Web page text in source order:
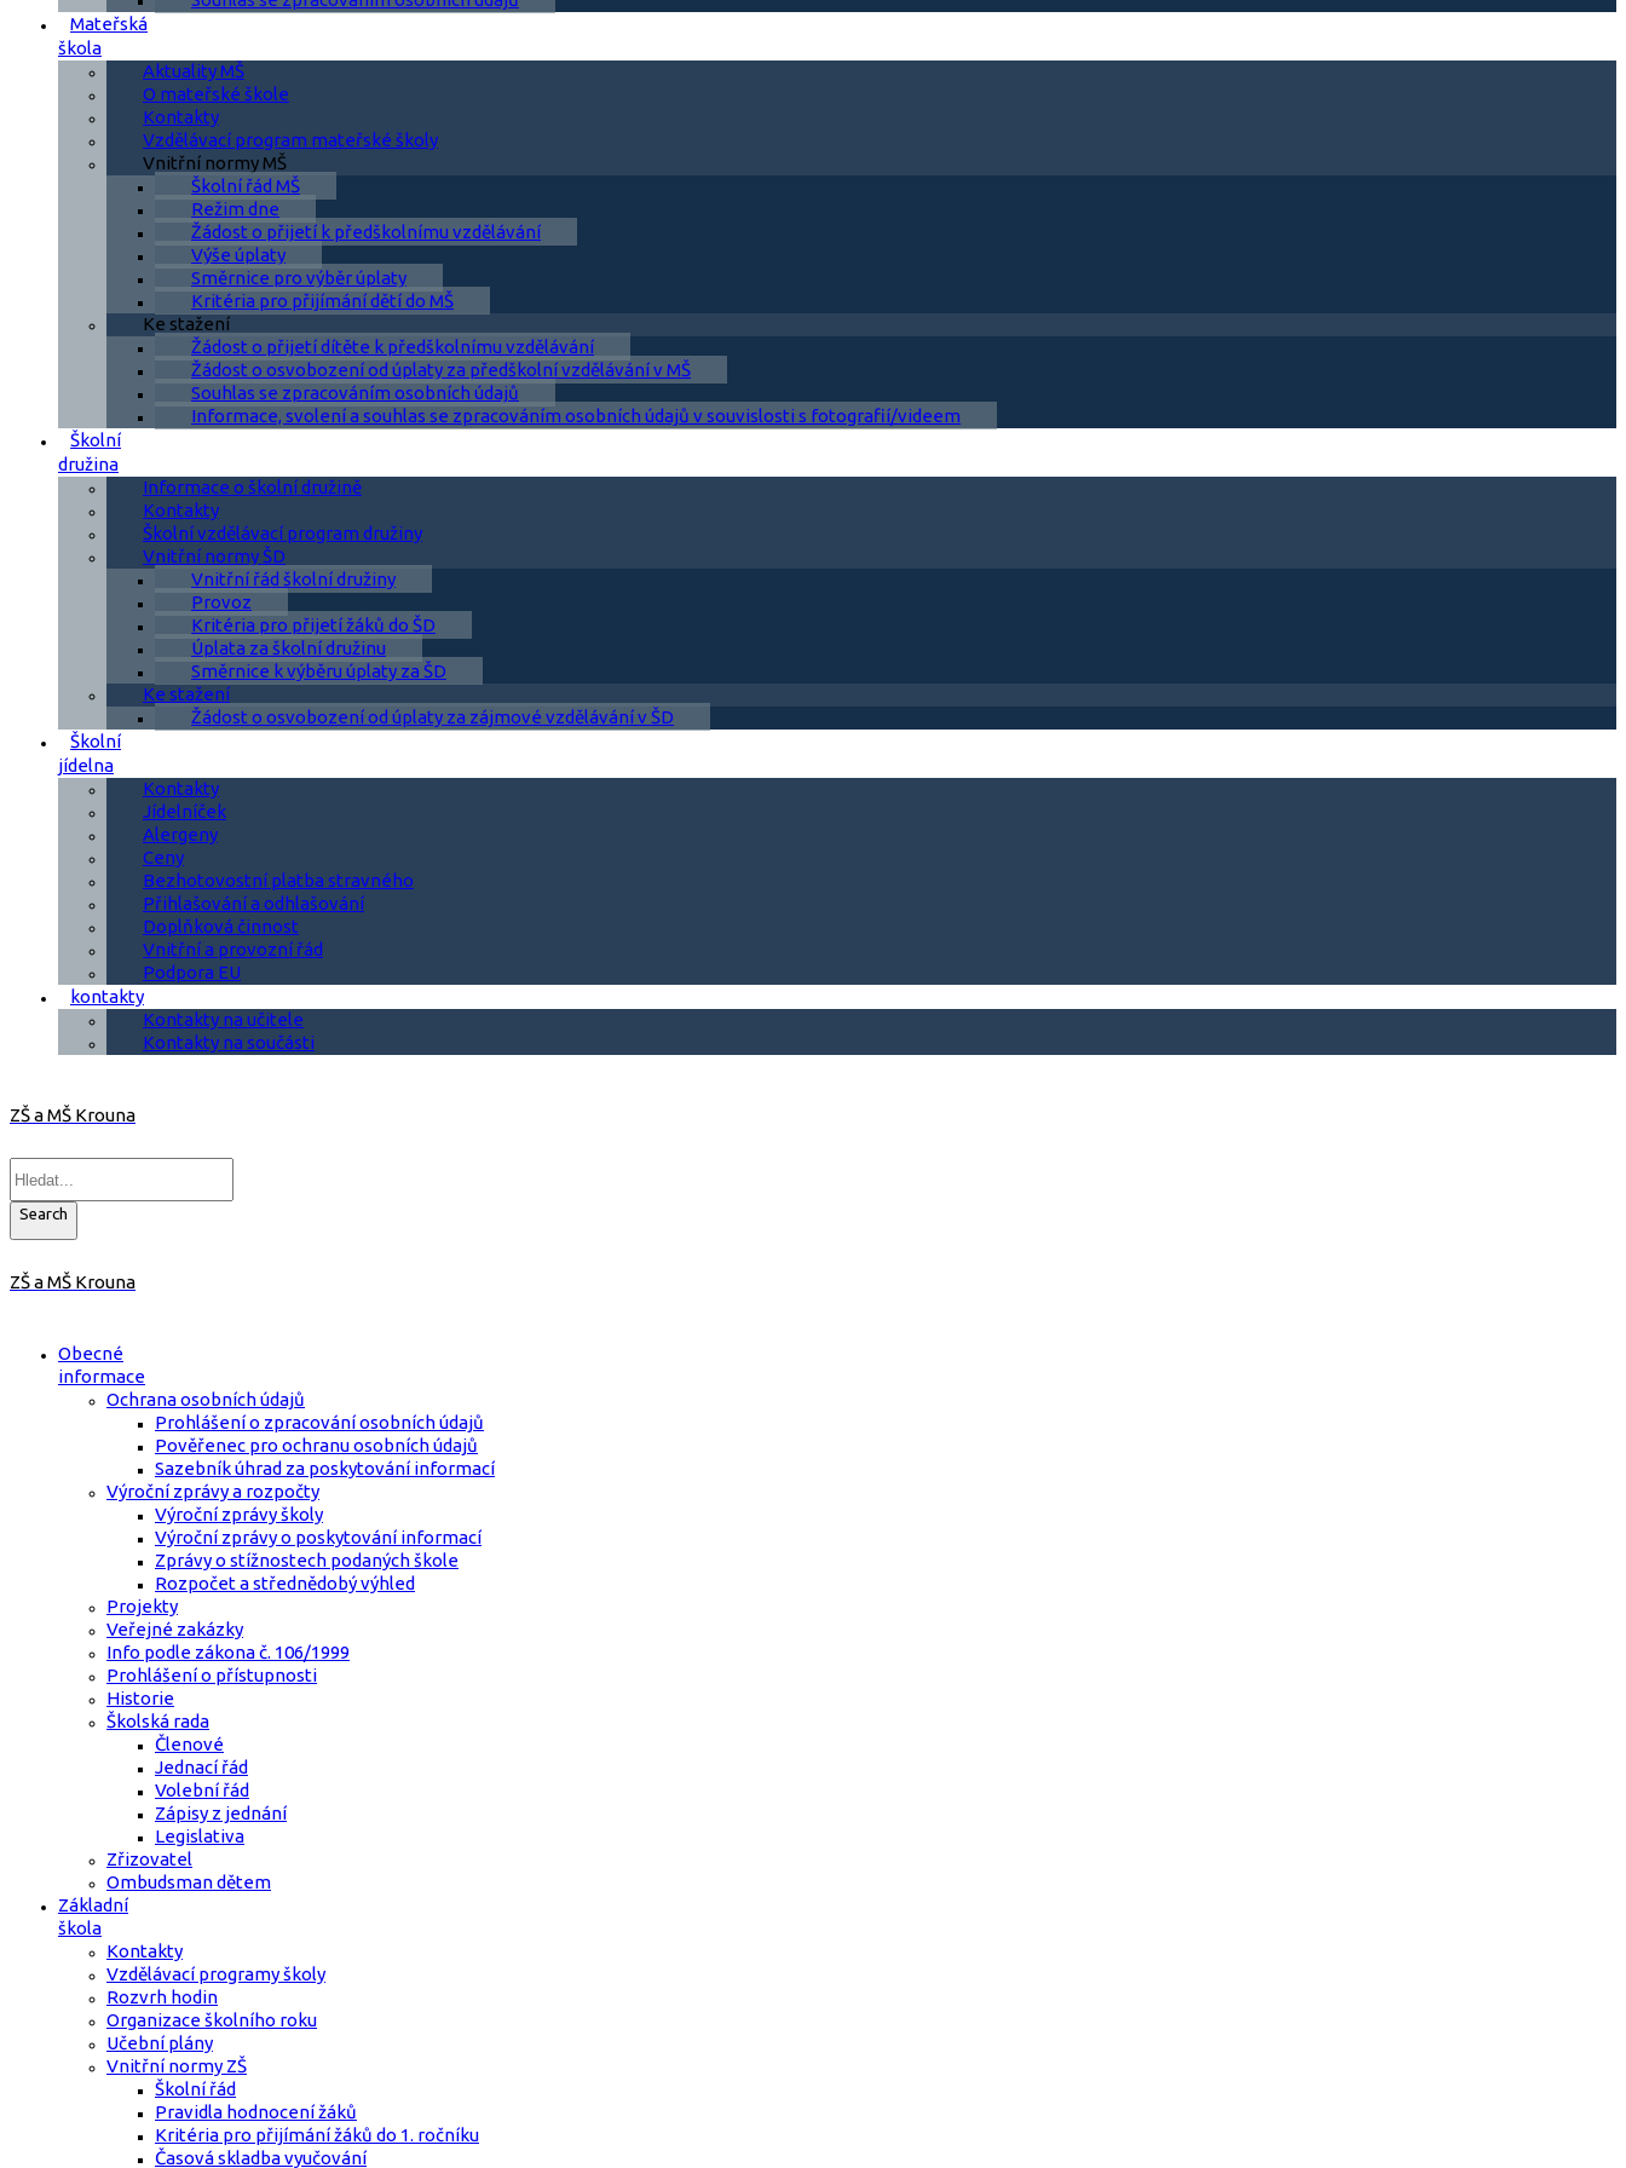
Mateřská
škola
Aktuality MŠ
O mateřské škole
Kontakty
Vzdělávací program mateřské školy
Vnitřní normy MŠ
Školní řád MŠ
Režim dne
Žádost o přijetí k předškolnímu vzdělávání
Výše úplaty
Směrnice pro výběr úplaty
Kritéria pro přijímání dětí do MŠ
Ke stažení
Žádost o přijetí dítěte k předškolnímu vzdělávání
Žádost o osvobození od úplaty za předškolní vzdělávání v MŠ
Souhlas se zpracováním osobních údajů
Informace, svolení a souhlas se zpracováním osobních údajů v souvislosti s fotografií/videem
Školní
družina
Informace o školní družině
Kontakty
Školní vzdělávací program družiny
Vnitřní normy ŠD
Vnitřní řád školní družiny
Provoz
Kritéria pro přijetí žáků do ŠD
Úplata za školní družinu
Směrnice k výběru úplaty za ŠD
Ke stažení
Žádost o osvobození od úplaty za zájmové vzdělávání v ŠD
Školní
jídelna
Kontakty
Jídelníček
Alergeny
Ceny
Bezhotovostní platba stravného
Přihlašování a odhlašování
Doplňková činnost
Vnitřní a provozní řád
Podpora EU
kontakty
Kontakty na učitele
Kontakty na součásti
ZŠ a MŠ Krouna
Search
ZŠ a MŠ Krouna
Obecné
informace
Ochrana osobních údajů
Prohlášení o zpracování osobních údajů
Pověřenec pro ochranu osobních údajů
Sazebník úhrad za poskytování informací
Výroční zprávy a rozpočty
Výroční zprávy školy
Výroční zprávy o poskytování informací
Zprávy o stížnostech podaných škole
Rozpočet a střednědobý výhled
Projekty
Veřejné zakázky
Info podle zákona č. 106/1999
Prohlášení o přístupnosti
Historie
Školská rada
Členové
Jednací řád
Volební řád
Zápisy z jednání
Legislativa
Zřizovatel
Ombudsman dětem
Základní
škola
Kontakty
Vzdělávací programy školy
Rozvrh hodin
Organizace školního roku
Učební plány
Vnitřní normy ZŠ
Školní řád
Pravidla hodnocení žáků
Kritéria pro přijímání žáků do 1. ročníku
Časová skladba vyučování